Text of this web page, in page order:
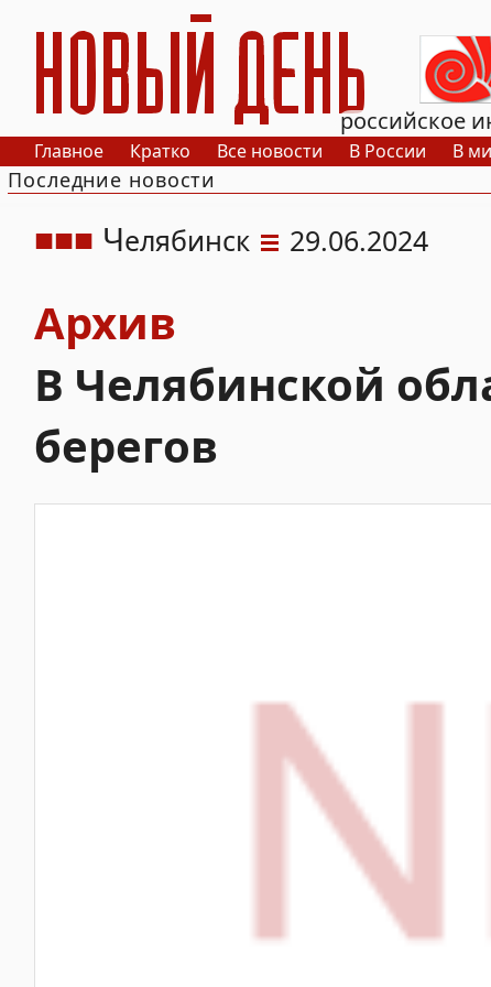
РИА Новый День
российское
Главное Кратко Все новости В России В
Последние новости
Челябинск 29.06.2024
Архив
В Челябинской
берегов